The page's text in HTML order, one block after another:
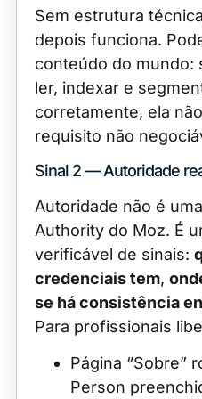
Sem estrutura
depois funciona.
conteúdo do mundo:
ler, indexar e
corretamente, ela
requisito não
Sinal 2 — Autoridade
Autoridade não é
Authority do Moz. É
verificável de sinais:
credenciais tem,
se há consistência
Para profissionais
Página “Sobre”
Person